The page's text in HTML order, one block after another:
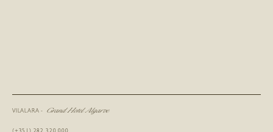
VILALARA - Grand Hotel Algarve